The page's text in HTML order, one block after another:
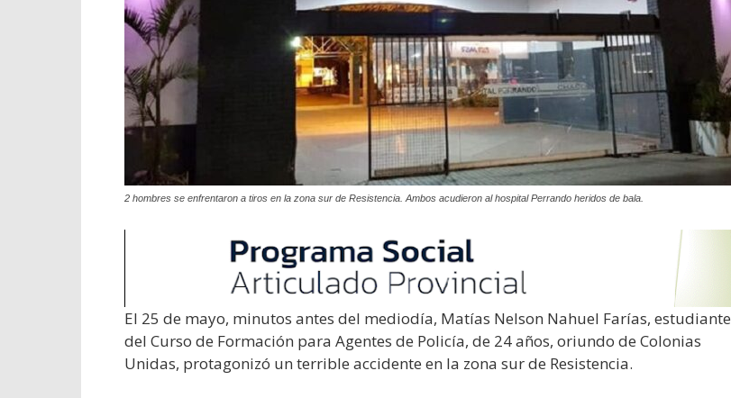
2 hombres se enfrentaron a tiros en la zona sur de Resistencia. Ambos acudieron al hospital Perrando heridos de bala.
El 25 de mayo, minutos antes del mediodía, Matías Nelson Nahuel Farías, estudiante
del Curso de Formación para Agentes de Policía, de 24 años, oriundo de Colonias
Unidas, protagonizó un terrible accidente en la zona sur de Resistencia.